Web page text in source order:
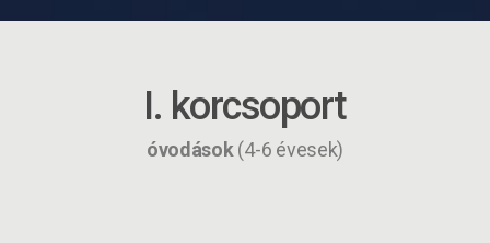
I. korcsoport
óvodások (4-6 évesek)